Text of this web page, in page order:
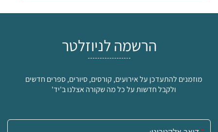
הרשמה לניוזלטר
מוזמנים להתעדכן על אירועים, קורסים, סיורים, ספרים חדשים
ולקבל חדשות על כל מה שקורה אצלנו ב'יד'
אימייל: